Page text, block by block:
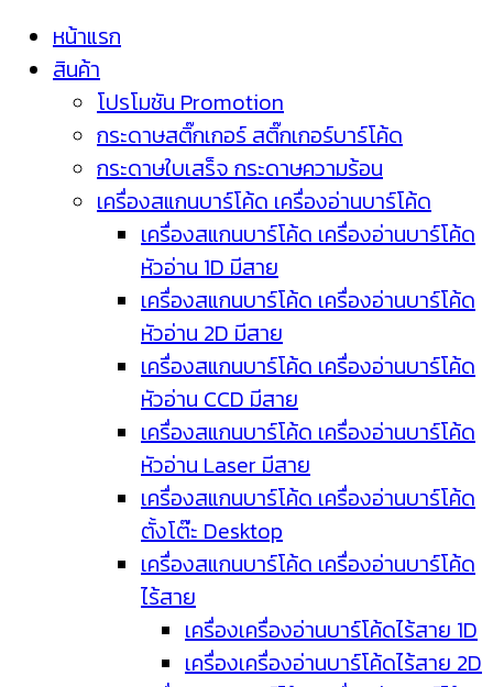
หน้าแรก
สินค้า
โปรโมชัน Promotion
กระดาษสติ๊กเกอร์ สติ๊กเกอร์บาร์โค้ด
กระดาษใบเสร็จ กระดาษความร้อน
เครื่องสแกนบาร์โค้ด เครื่องอ่านบาร์โค้ด
เครื่องสแกนบาร์โค้ด เครื่องอ่านบาร์โค้ด
หัวอ่าน 1D มีสาย
เครื่องสแกนบาร์โค้ด เครื่องอ่านบาร์โค้ด
หัวอ่าน 2D มีสาย
เครื่องสแกนบาร์โค้ด เครื่องอ่านบาร์โค้ด
หัวอ่าน CCD มีสาย
เครื่องสแกนบาร์โค้ด เครื่องอ่านบาร์โค้ด
หัวอ่าน Laser มีสาย
เครื่องสแกนบาร์โค้ด เครื่องอ่านบาร์โค้ด
ตั้งโต๊ะ Desktop
เครื่องสแกนบาร์โค้ด เครื่องอ่านบาร์โค้ด
ไร้สาย
เครื่องเครื่องอ่านบาร์โค้ดไร้สาย 1D
เครื่องเครื่องอ่านบาร์โค้ดไร้สาย 2D